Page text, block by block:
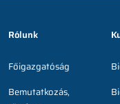
Rólunk
Főigazgatóság
Bemutatkozás,